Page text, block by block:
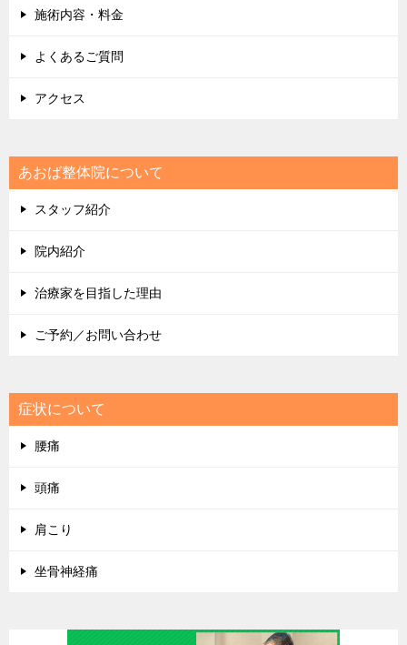
施術内容・料金
よくあるご質問
アクセス
あおば整体院について
スタッフ紹介
院内紹介
治療家を目指した理由
ご予約／お問い合わせ
症状について
腰痛
頭痛
肩こり
坐骨神経痛